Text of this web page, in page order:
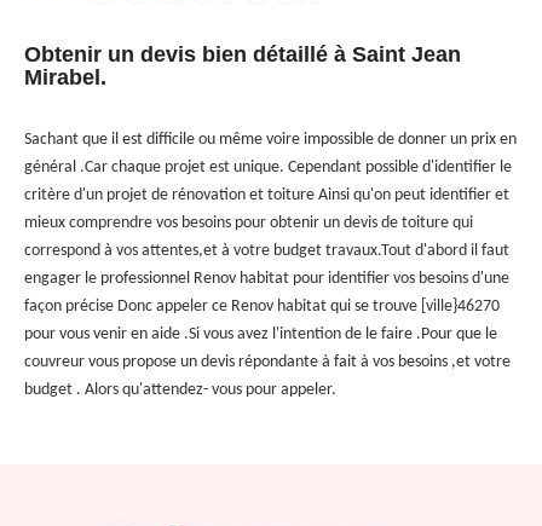
Obtenir un devis bien détaillé à Saint Jean
Mirabel.
Sachant que il est difficile ou même voire impossible de donner un prix en
général .Car chaque projet est unique. Cependant possible d'identifier le
critère d'un projet de rénovation et toiture Ainsi qu'on peut identifier et
mieux comprendre vos besoins pour obtenir un devis de toiture qui
correspond à vos attentes,et à votre budget travaux.Tout d'abord il faut
engager le professionnel Renov habitat pour identifier vos besoins d'une
façon précise Donc appeler ce Renov habitat qui se trouve [ville}46270
pour vous venir en aide .Si vous avez l'intention de le faire .Pour que le
couvreur vous propose un devis répondante à fait à vos besoins ,et votre
budget . Alors qu'attendez- vous pour appeler.